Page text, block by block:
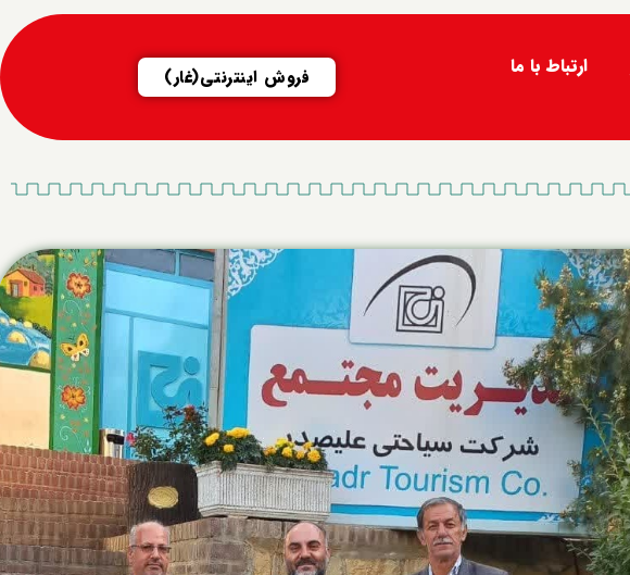
ارتباط با ما فروش اینترنتی(غار)